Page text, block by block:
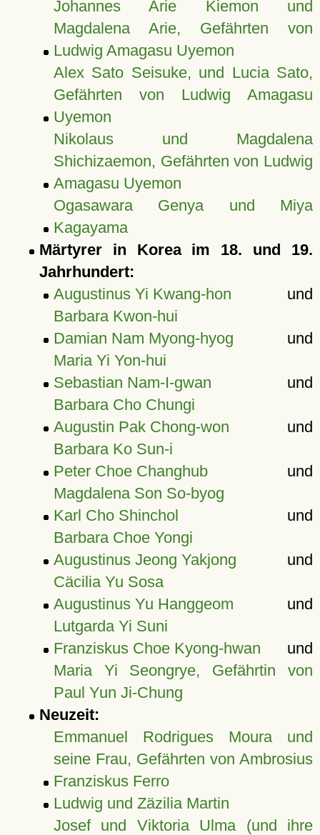
Johannes Arie Kiemon und
Magdalena Arie, Gefährten von
Ludwig Amagasu Uyemon
Alex Sato Seisuke, und Lucia Sato,
Gefährten von Ludwig Amagasu
Uyemon
Nikolaus und Magdalena
Shichizaemon, Gefährten von Ludwig
Amagasu Uyemon
Ogasawara Genya und Miya
Kagayama
Märtyrer in Korea im 18. und 19.
Jahrhundert:
Augustinus Yi Kwang-hon und
Barbara Kwon-hui
Damian Nam Myong-hyog und
Maria Yi Yon-hui
Sebastian Nam-I-gwan und
Barbara Cho Chungi
Augustin Pak Chong-won und
Barbara Ko Sun-i
Peter Choe Changhubund
Magdalena Son So-byog
Karl Cho Shinchol und
Barbara Choe Yongi
Augustinus Jeong Yakjong und
Cäcilia Yu Sosa
Augustinus Yu Hanggeom und
Lutgarda Yi Suni
Franziskus Choe Kyong-hwan und
Maria Yi Seongrye, Gefährtin von
Paul Yun Ji-Chung
Neuzeit:
Emmanuel Rodrigues Moura und
seine Frau, Gefährten von Ambrosius
Franziskus Ferro
Ludwig und Zäzilia Martin
Josef und Viktoria Ulma (und ihre